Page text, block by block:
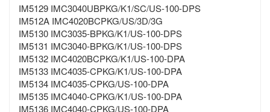
IM5129 IMC3040UBPKG/K1/SC/US-100-DPS
IM512A IMC4020BCPKG/US/3D/3G
IM5130 IMC3035-BPKG/K1/US-100-DPS
IM5131 IMC3040-BPKG/K1/US-100-DPS
IM5132 IMC4020BCPKG/K1/US-100-DPA
IM5133 IMC4035-CPKG/K1/US-100-DPA
IM5134 IMC4035-CPKG/US-100-DPA
IM5135 IMC4040-CPKG/K1/US-100-DPA
IM5136 IMC4040-CPKG/US-100-DPA